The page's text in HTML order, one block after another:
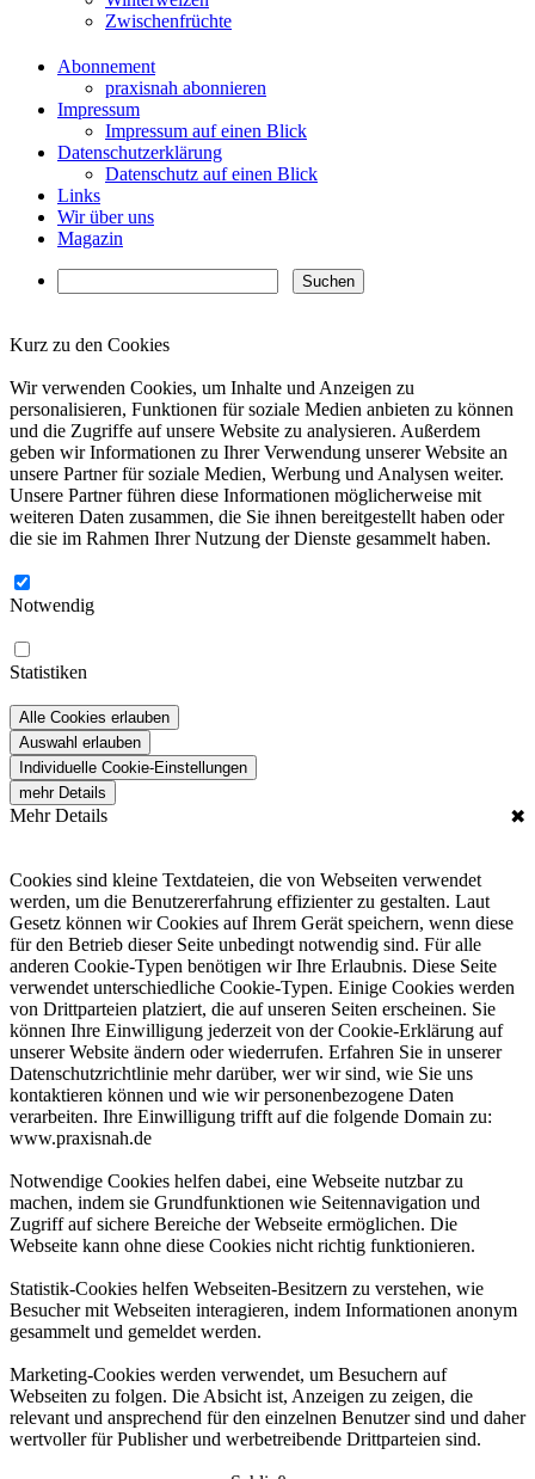
Zwischenfrüchte
Abonnement
praxisnah abonnieren
Impressum
Impressum auf einen Blick
Datenschutzerklärung
Datenschutz auf einen Blick
Links
Wir über uns
Magazin
Kurz zu den Cookies
Wir verwenden Cookies, um Inhalte und Anzeigen zu
personalisieren, Funktionen für soziale Medien anbieten zu können
und die Zugriffe auf unsere Website zu analysieren. Außerdem
geben wir Informationen zu Ihrer Verwendung unserer Website an
unsere Partner für soziale Medien, Werbung und Analysen weiter.
Unsere Partner führen diese Informationen möglicherweise mit
weiteren Daten zusammen, die Sie ihnen bereitgestellt haben oder
die sie im Rahmen Ihrer Nutzung der Dienste gesammelt haben.
Notwendig
Statistiken
Alle Cookies erlauben
Auswahl erlauben
Individuelle Cookie-Einstellungen
mehr Details
Mehr Details ✖
Cookies sind kleine Textdateien, die von Webseiten verwendet
werden, um die Benutzererfahrung effizienter zu gestalten. Laut
Gesetz können wir Cookies auf Ihrem Gerät speichern, wenn diese
für den Betrieb dieser Seite unbedingt notwendig sind. Für alle
anderen Cookie-Typen benötigen wir Ihre Erlaubnis. Diese Seite
verwendet unterschiedliche Cookie-Typen. Einige Cookies werden
von Drittparteien platziert, die auf unseren Seiten erscheinen. Sie
können Ihre Einwilligung jederzeit von der Cookie-Erklärung auf
unserer Website ändern oder wiederrufen. Erfahren Sie in unserer
Datenschutzrichtlinie mehr darüber, wer wir sind, wie Sie uns
kontaktieren können und wie wir personenbezogene Daten
verarbeiten. Ihre Einwilligung trifft auf die folgende Domain zu:
www.praxisnah.de
Notwendige Cookies helfen dabei, eine Webseite nutzbar zu
machen, indem sie Grundfunktionen wie Seitennavigation und
Zugriff auf sichere Bereiche der Webseite ermöglichen. Die
Webseite kann ohne diese Cookies nicht richtig funktionieren.
Statistik-Cookies helfen Webseiten-Besitzern zu verstehen, wie
Besucher mit Webseiten interagieren, indem Informationen anonym
gesammelt und gemeldet werden.
Marketing-Cookies werden verwendet, um Besuchern auf
Webseiten zu folgen. Die Absicht ist, Anzeigen zu zeigen, die
relevant und ansprechend für den einzelnen Benutzer sind und daher
wertvoller für Publisher und werbetreibende Drittparteien sind.